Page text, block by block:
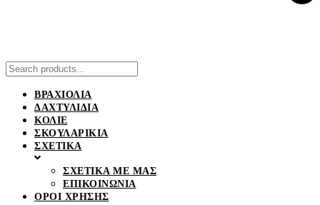
ΒΡΑΧΙΟΛΙΑ
ΔΑΧΤΥΛΙΔΙΑ
ΚΟΛΙΕ
ΣΚΟΥΛΑΡΙΚΙΑ
ΣΧΕΤΙΚΑ
ΣΧΕΤΙΚΑ ΜΕ ΜΑΣ
ΕΠΙΚΟΙΝΩΝΙΑ
ΟΡΟΙ ΧΡΗΣΗΣ